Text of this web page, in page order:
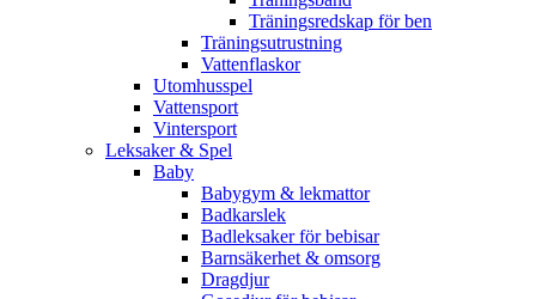
Träningsredskap för ben
Träningsutrustning
Vattenflaskor
Utomhusspel
Vattensport
Vintersport
Leksaker & Spel
Baby
Babygym & lekmattor
Badkarslek
Badleksaker för bebisar
Barnsäkerhet & omsorg
Dragdjur